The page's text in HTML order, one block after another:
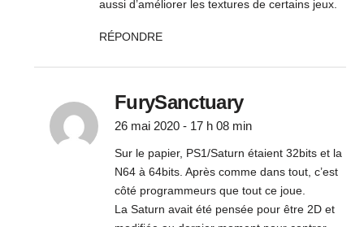
aussi d’améliorer les textures de certains jeux.
RÉPONDRE
FurySanctuary
26 mai 2020 - 17 h 08 min
Sur le papier, PS1/Saturn étaient 32bits et la
N64 à 64bits. Après comme dans tout, c’est
côté programmeurs que tout ce joue.
La Saturn avait été pensée pour être 2D et